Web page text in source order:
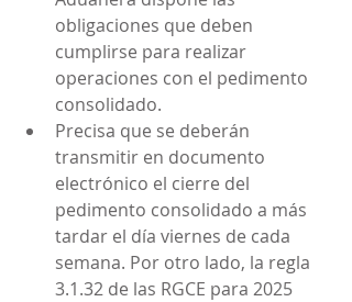
obligaciones que deben
cumplirse para realizar
operaciones con el pedimento
consolidado.
Precisa que se deberán
transmitir en documento
electrónico el cierre del
pedimento consolidado a más
tardar el día viernes de cada
semana. Por otro lado, la regla
3.1.32 de las RGCE para 2025